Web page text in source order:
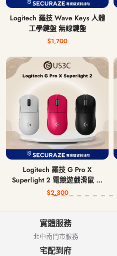
Logitech 羅技 Wave Keys 人體
工學鍵盤 無線鍵盤
$1,700
Logitech 羅技 G Pro X
Superlight 2 電競遊戲滑鼠 無
線滑鼠
$2,300
實體服務
北中南門市服務
宅配到府